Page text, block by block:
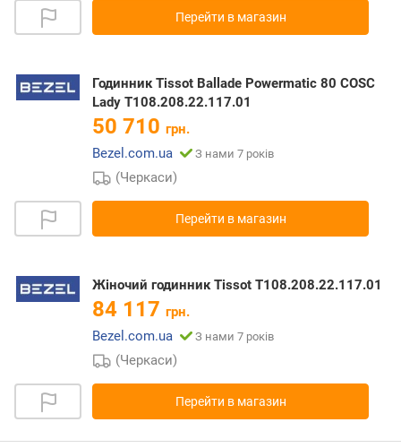
Перейти в магазин
Годинник Tissot Ballade Powermatic 80 COSC
Lady T108.208.22.117.01
50 710 грн.
Bezel.com.ua
З нами 7 років
(Черкаси)
Перейти в магазин
Жіночий годинник Tissot T108.208.22.117.01
84 117 грн.
Bezel.com.ua
З нами 7 років
(Черкаси)
Перейти в магазин